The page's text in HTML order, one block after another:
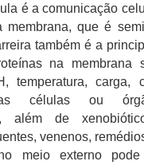
é a comunicação
que é
também é a
na membrana
temperatura, carga,
células ou
além de
venenos,
meio externo pode